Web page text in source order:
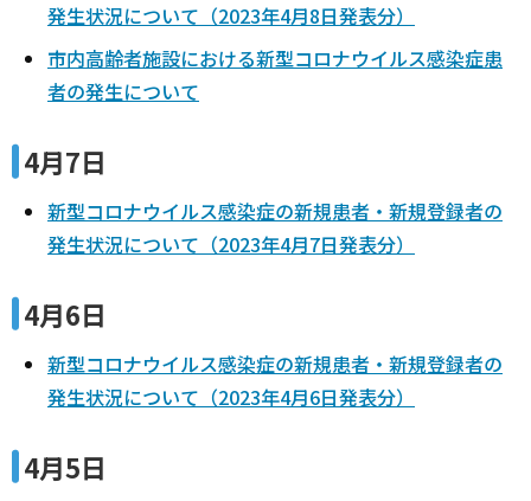
発生状況について（2023年4月8日発表分）
市内高齢者施設における新型コロナウイルス感染症患
者の発生について
4月7日
新型コロナウイルス感染症の新規患者・新規登録者の
発生状況について（2023年4月7日発表分）
4月6日
新型コロナウイルス感染症の新規患者・新規登録者の
発生状況について（2023年4月6日発表分）
4月5日